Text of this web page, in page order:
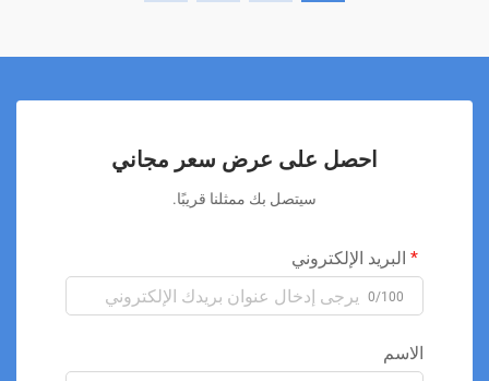
السيتوكروم سي أوكسيداز في الميتوكوندريا. يؤدي هذا الامتصاص
مجالات متعددة مثل طب العظام، والطب الرياضي، والتأهيل، وطب
وحالات ما بعد الجراحة. تتميز هذه التقنية بأنها آمنة، وخالية من الألم،
ولا تتطلب فترة نقاهة، مما يجعلها خيارًا مثاليًا للمرضى الذين يرغبون
في تجنب الجراحة أو الأدوية القوية. بالإضافة إلى ذلك، فإن جلسات
خطط العلاج السريرية. مع تزايد الأدلة السريرية على فعاليتها، يُنظر
إلى العلاج بالليزر البارد على أنه أحد الركائز المستقبلية للطب
التداخلي منخفض الخطورة.
احصل على عرض سعر مجاني
سيتصل بك ممثلنا قريبًا.
البريد الإلكتروني
0/100
الاسم